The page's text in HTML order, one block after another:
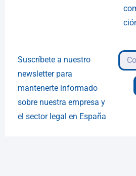
Suscríbete a nuestro
newsletter para
mantenerte informado
sobre nuestra empresa y
el sector legal en España